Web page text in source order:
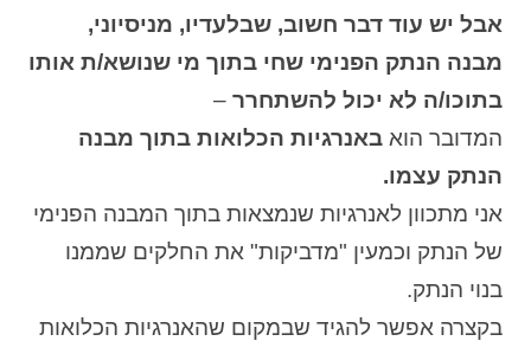
אבל יש עוד דבר חשוב, שבלעדיו, מניסיוני,
מבנה הנתק הפנימי שחי בתוך מי שנושא/ת אותו
בתוכו/ה לא יכול להשתחרר –
המדובר הוא באנרגיות הכלואות בתוך מבנה
הנתק עצמו.
אני מתכוון לאנרגיות שנמצאות בתוך המבנה הפנימי
של הנתק וכמעין "מדביקות" את החלקים שממנו
בנוי הנתק.
בקצרה אפשר להגיד שבמקום שהאנרגיות הכלואות